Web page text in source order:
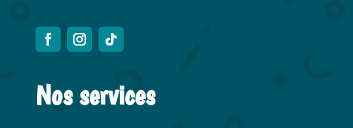
Nos services